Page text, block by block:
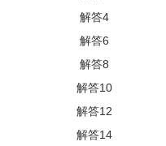
解答4
解答6
解答8
解答10
解答12
解答14